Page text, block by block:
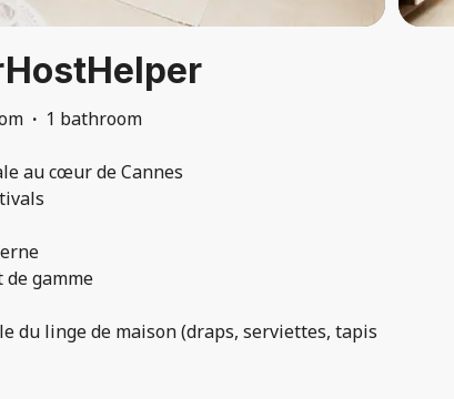
· 1 bathroom
au cœur de Cannes
gamme
du linge de maison (draps, serviettes, tapis